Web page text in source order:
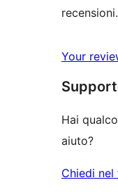
recensioni.
Your
Hai
aiuto?
Chiedi